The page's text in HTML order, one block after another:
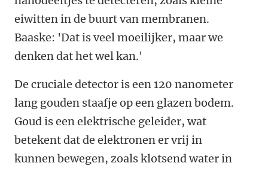
eiwitten in de buurt van membranen.
Baaske: 'Dat is veel moeilijker, maar we
denken dat het wel kan.'
De cruciale detector is een 120 nanometer
lang gouden staafje op een glazen bodem.
Goud is een elektrische geleider, wat
betekent dat de elektronen er vrij in
kunnen bewegen, zoals klotsend water in